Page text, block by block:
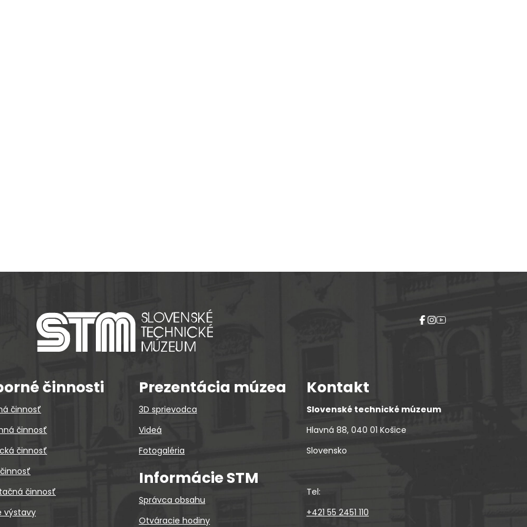
činnosti
činnosť
činnosť
činnosť
činnosť
výstavy
Prezentácia múzea
3D sprievodca
Videá
Fotogaléria
Informácie STM
Správca obsahu
Otváracie hodiny
Kontakt
Slovenské technické múzeum
Hlavná 88, 040 01 Košice
Slovensko
Tel:
+421 55 2451 110